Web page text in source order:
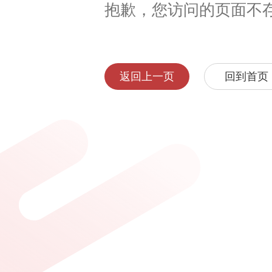
抱歉，您访问的页面不
返回上一页 回到首页